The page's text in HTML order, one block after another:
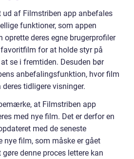
ud af Filmstriben app anbefales
funktioner, som appen
oprette deres egne brugerprofiler
for at holde styr på
se i fremtiden. Desuden bør
anbefalingsfunktion, hvor film
tidligere visninger.
at Filmstriben app
med nye film. Det er derfor en
med de seneste
nye film, som måske er gået
denne proces lettere kan